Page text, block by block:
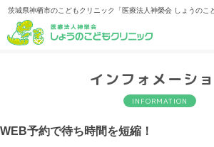
茨城県神栖市のこどもクリニック「医療法人神榮会 しょうのこ
インフォメーシ
INFORMATION
WEB予約で待ち時間を短縮！